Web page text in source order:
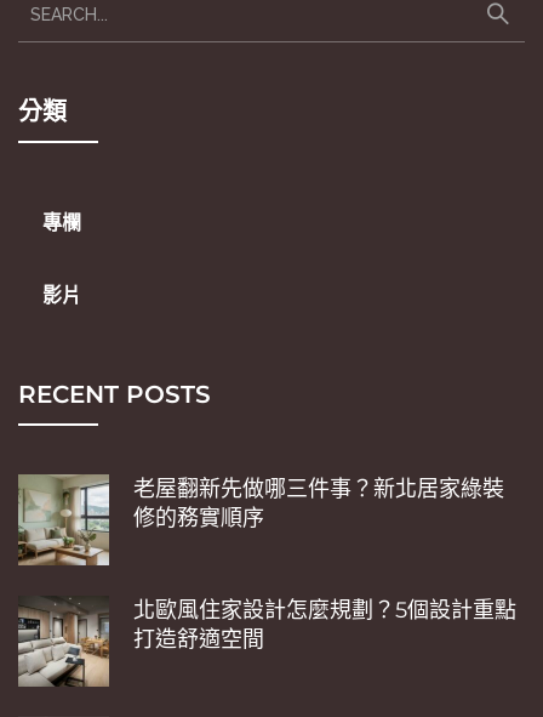
分類
專欄
影片
RECENT POSTS
老屋翻新先做哪三件事？新北居家綠裝
修的務實順序
北歐風住家設計怎麼規劃？5個設計重點
打造舒適空間